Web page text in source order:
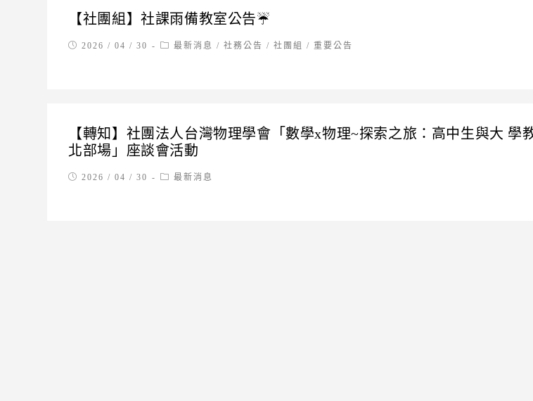
【社團組】社課雨備教室公告☔
Post2026 / 04 / 30
Post最新消息 / 社務公告 / 社團組 / 重要公告
【轉知】社團法人台灣物理學會「數學x物理~探索之旅：高中生與大 學
北部場」座談會活動
Post2026 / 04 / 30
Post最新消息